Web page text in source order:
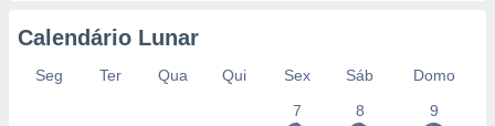
Calendário Lunar
Seg Ter Qua Qui Sex Sáb
Domo
7
8 9